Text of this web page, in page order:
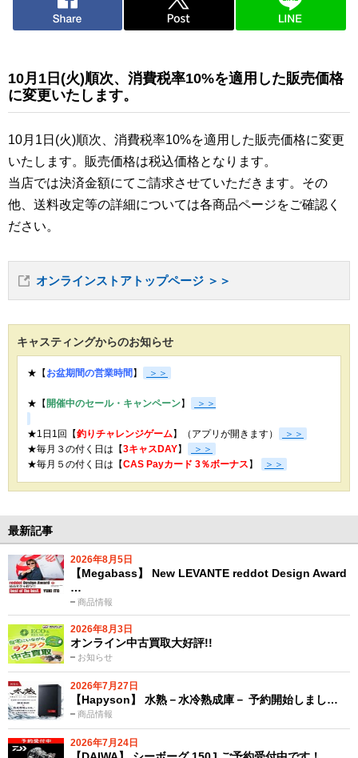
10月1日(火)順次、消費税率10%を適用した販売価格
に変更いたします。
10月1日(火)順次、消費税率10%を適用した販売価格に変更
いたします。販売価格は税込価格となります。
当店では決済金額にてご請求させていただきます。その
他、送料改定等の詳細については各商品ページをご確認く
ださい。
オンラインストアトップページ ＞＞
キャスティングからのお知らせ
★【 お盆期間の営業時間 】 ＞＞
★【 開催中のセール・キャンペーン】 ＞＞
★1日1回【釣りチャレンジゲーム】（アプリが開きます）
＞＞
★毎月３の付く日は【3キャスDAY】
＞＞
★毎月５の付く日は【CAS Payカード 3％ボーナス 】 ＞＞
最新記事
2026年8月5日
商品情報
【Megabass】 New LEVANTE reddot Design Award
…
2026年8月3日
お知らせ
オンライン中古買取大好評!!
2026年7月27日
商品情報
【Hapyson】 水熟－水冷熟成庫－ 予約開始しまし…
2026年7月24日